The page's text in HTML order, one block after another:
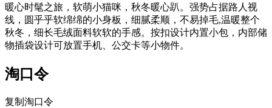
暖心时髦之旅，软萌小猫咪，秋冬暖心趴。强势占据路人视
线，圆乎乎软绵绵的小身板，细腻柔顺，不易掉毛,温暖整个
秋冬，细长毛绒面料软软的手感。按扣设计内置小包，内部储
物插袋设计可放置手机、公交卡等小物件。
淘口令
复制淘口令